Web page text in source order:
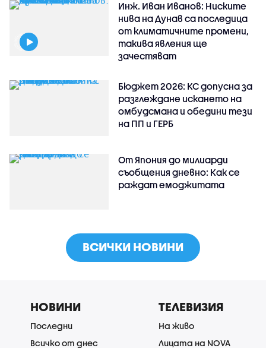
Инж. Иван Иванов: Ниските
нива на Дунав са последица
от климатичните промени,
такива явления ще
зачестяват
Бюджет 2026: КС допусна за
разглеждане искането на
омбудсмана и обедини тези
на ПП и ГЕРБ
От Япония до милиарди
съобщения дневно: Как се
раждат емоджитата
ВСИЧКИ НОВИНИ
НОВИНИ
Последни
Всичко от днес
ТЕЛЕВИЗИЯ
На живо
Лицата на NOVA